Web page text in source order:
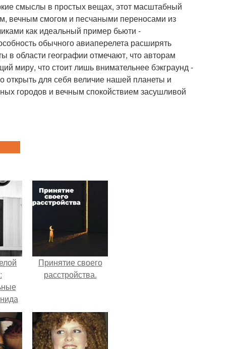
смыслы в простых вещах, этот масштабный
вечным смогом и песчаными переносами из
как идеальный пример бьюти -
обычного авиаперелета расширять
в области географии отмечают, что авторам
миру, что стоит лишь внимательнее бэкграунд -
открыть для себя величие нашей планеты и
городов и вечным спокойствием засушливой
Принятие своего
расстройства.